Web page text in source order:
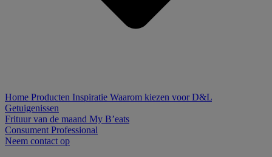
Home Producten Inspiratie Waarom kiezen voor D&L
Getuigenissen
Frituur van de maand My B’eats
Consument Professional
Neem contact op